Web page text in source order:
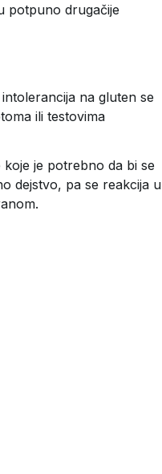
potpuno drugačije
na gluten se
ili testovima
je potrebno da bi se
dejstvo, pa se reakcija u